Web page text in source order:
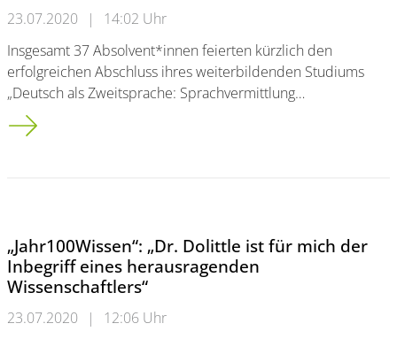
23.07.2020 |
14:02 Uhr
Insgesamt 37 Absolvent*innen feierten kürzlich den
erfolgreichen Abschluss ihres weiterbildenden Studiums
„Deutsch als Zweitsprache: Sprachvermittlung…
Uni verabschiedet 37 Absolvent*innen des weiterbildenden
„Jahr100Wissen“: „Dr. Dolittle ist für mich der
Inbegriff eines herausragenden
Wissenschaftlers“
23.07.2020 |
12:06 Uhr